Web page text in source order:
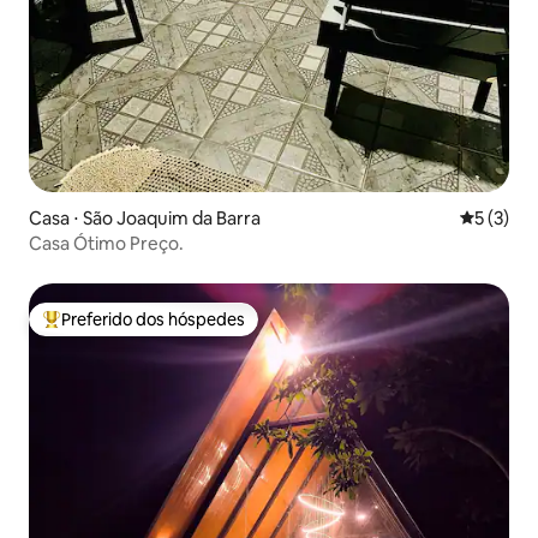
Casa ⋅ São Joaquim da Barra 5 de
5 (3)
Casa Ótimo Preço.
Entre os melhores preferidos dos hóspedes
Preferido dos hóspedes